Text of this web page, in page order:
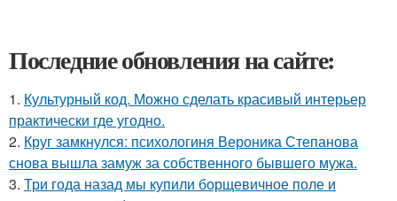
Последние обновления на сайте:
1. Культурный код. Можно сделать красивый интерьер
практически где угодно.
2. Круг замкнулся: психологиня Вероника Степанова
снова вышла замуж за собственного бывшего мужа.
3. Три года назад мы купили борщевичное поле и